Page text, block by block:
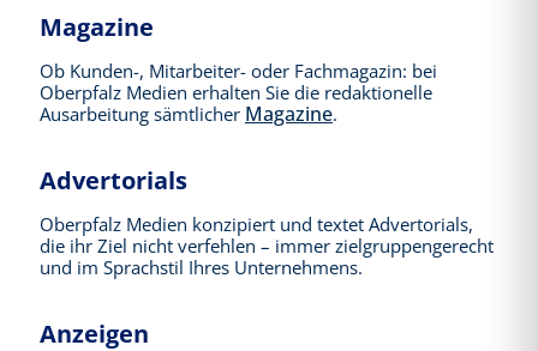
Magazine
Ob Kunden-, Mitarbeiter- oder Fachmagazin: bei
Oberpfalz Medien erhalten Sie die redaktionelle
Ausarbeitung sämtlicher Magazine.
Advertorials
Oberpfalz Medien konzipiert und textet Advertorials,
die ihr Ziel nicht verfehlen – immer zielgruppengerecht
und im Sprachstil Ihres Unternehmens.
Anzeigen